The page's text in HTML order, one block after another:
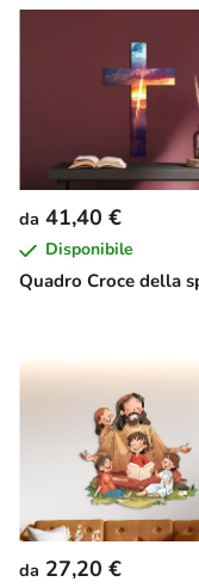
Quadro Croce della
da 41,40 €
Disponibile
da 27,20 €